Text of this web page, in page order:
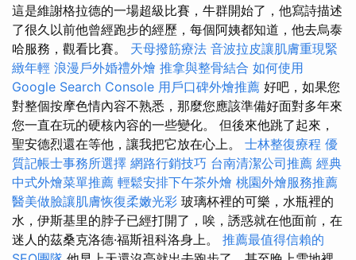
這是維謝格拉德的一場超級比賽，牛群開始了，他寫詩描述
了很久以前他曾經跑步的經歷，每個阿姨都知道，他去烏泰
哈服務，觀看比賽。 天母撥筋療法 音波拉皮讓肌膚重現緊
緻年輕 浪漫戶外婚禮外燴 推拿與整骨結合 如何使用
Google Search Console 用戶口碑外燴推薦 好吧，如果您
對整個按摩色情內容不熟悉，那麼您應該準備好面對多年來
您一直在玩的硬核內容的一些變化。 但後來他跳了起來，
聖安德烈還在等他，讓我把它放在心上。 士林整復療程 優
質記帳士事務所選擇 網路行銷技巧 台南清潔公司推薦 經典
中式外燴菜單推薦 輕鬆安排下午茶外燴 桃園外燴服務推薦
醫美做臉讓肌膚恢復柔嫩光彩 玻璃杯裡的可樂，水瓶裡的
水，伊斯基里的脖子已經打開了，唉，誘惑就在他面前，在
迷人的茲桑克洛德·福斯祖科洛身上。 推薦最值得信賴的